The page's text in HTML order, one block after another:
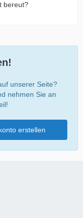
bereut?
unserer Seite?
nehmen Sie an
erstellen